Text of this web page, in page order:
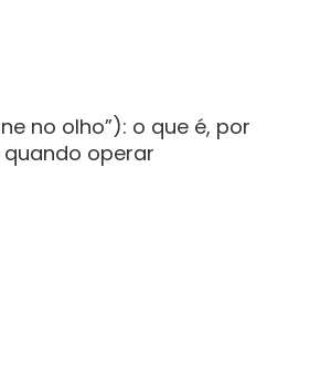
no olho”): o que é, por
operar